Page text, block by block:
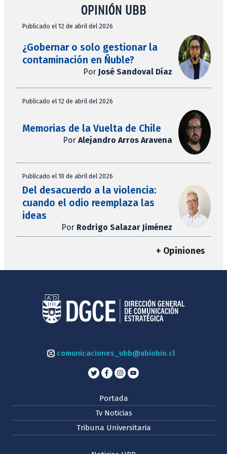
OPINIÓN UBB
Publicado el 12 de abril del 2026
¿Gobernar o solo gestionar la
contaminación en Ñuble?
Por José Sandoval Díaz
Publicado el 12 de abril del 2026
Memorias de la Vuelta de Chile
Por Alejandro Arros Aravena
Publicado el 10 de abril del 2026
Del desacuerdo a la violencia:
cuando el odio reemplaza las
ideas
Por Rodrigo Salazar Jiménez
+ Opiniones
comunicaciones_ubb@ubiobio.cl
Portada
Tv Noticias
Tribuna Universitaria